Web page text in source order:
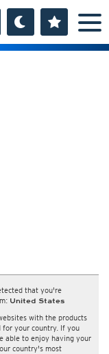
that you're
United States
with the products
for your country. If you
able to enjoy having your
country's most